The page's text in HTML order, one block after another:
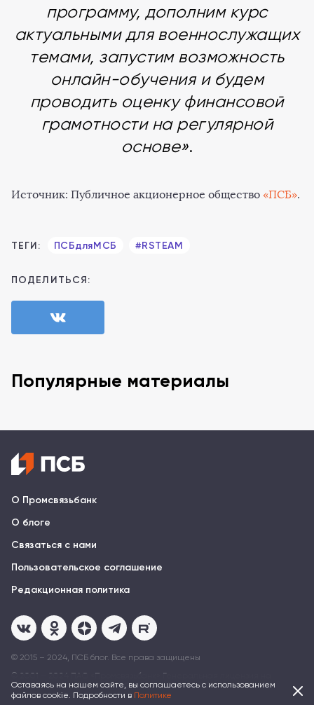
программу, дополним курс
актуальными для военнослужащих
темами, запустим возможность
онлайн-обучения и будем
проводить оценку финансовой
грамотности на регулярной
основе».
Источник: Публичное акционерное общество «ПСБ».
ТЕГИ: ПСБдляМСБ #RSTEAM
ПОДЕЛИТЬСЯ:
Популярные материалы
О Промсвязьбанк
О блоге
Связаться с нами
Пользовательское соглашение
Редакционная политика
© 2015 – 2024, ПСБ блог. Все права защищены
© 2001 – 2024 ПAO «Промсвязьбанк» Генеральная лицензия на
осуществление банковских операций № 3251 от 17 декабря 2014
Оставаясь на нашем сайте, вы соглашаетесь с использованием
файлов cookie. Подробности в Политике